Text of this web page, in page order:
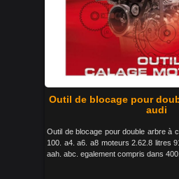
Outil de blocage pour
audi
Outil de blocage pour double arbre à
100. a4. a6. a8 moteurs 2.62.8 litres
aah. abc. egalement compris dans